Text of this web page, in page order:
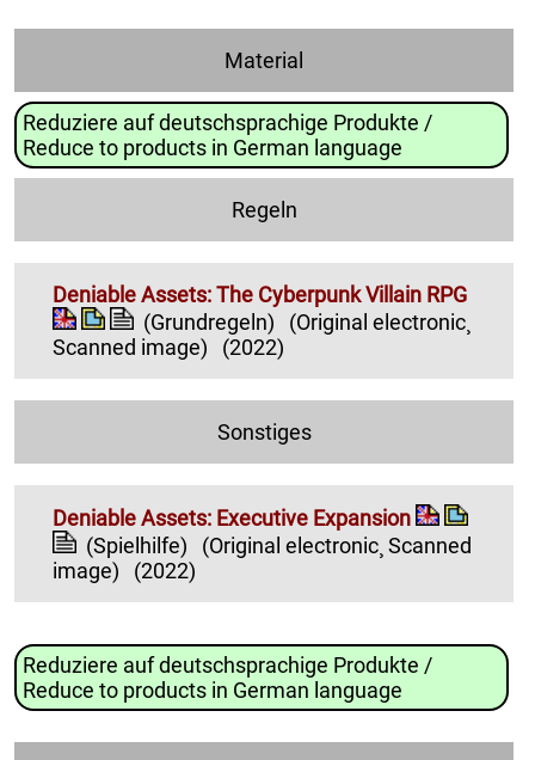
Material
Reduziere auf deutschsprachige Produkte /
Reduce to products in German language
Regeln
Deniable Assets: The Cyberpunk Villain RPG
(Grundregeln)
(Original electronic¸
Scanned image)
(2022)
Sonstiges
Deniable Assets: Executive Expansion
(Spielhilfe)
(Original electronic¸ Scanned
image)
(2022)
Reduziere auf deutschsprachige Produkte /
Reduce to products in German language